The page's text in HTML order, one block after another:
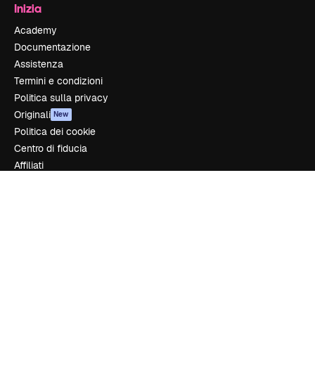
Inizia
Academy
Documentazione
Assistenza
Termini e condizioni
Politica sulla privacy
Originali New
Politica dei cookie
Centro di fiducia
Affiliati